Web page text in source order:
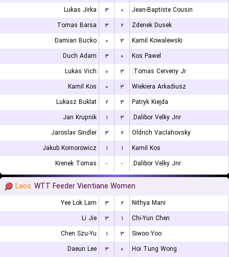
Lukas Jirka
۳ ۰
Jean-Baptiste Cousin
Tomas Barsa
۳ ۲
Zdenek Dusek
Damian Bucko
۰ ۳
Kamil Kowalewski
Duch Adam
۳ ۰
Kos Pawel
Lukas Vich
۰ ۳
Tomas Cerveny Jr.
Kamil Kos
۰ ۳
Wiekiera Arkadiusz
Lukasz Buklat
۲ ۳
Patryk Kiejda
Jan Krupnik
۱ ۳
Dalibor Velky Jnr.
Jaroslav Sindler
۳ ۲
Oldrich Vaclahovsky
Jakub Komorowicz
۱ ۱
Kamil Kos
Krenek Tomas
- - Dalibor Velky Jnr.
Laos WTT Feeder Vientiane Women
Yee Lok Lam ۳ ۲
Nithya Mani
Li Jie
۳ ۱
Chi-Yun Chen
Chen Szu-Yu
۱ ۳
Siwoo Yoo
Daeun Lee
۳ ۰
Hoi Tung Wong